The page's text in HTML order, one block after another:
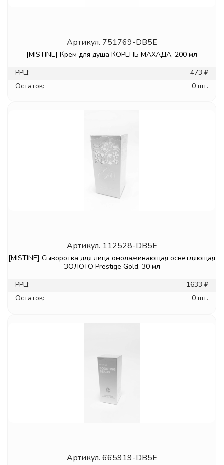
Артикул. 751769-DB5E
[MISTINE] Крем для душа КОРЕНЬ МАХАДА, 200 мл
РРЦ:
473 ₽
Остаток:
0 шт.
Артикул. 112528-DB5E
[MISTINE] Сыворотка для лица омолаживающая осветляющая
ЗОЛОТО Prestige Gold, 30 мл
РРЦ:
1633 ₽
Остаток:
0 шт.
Артикул. 665919-DB5E